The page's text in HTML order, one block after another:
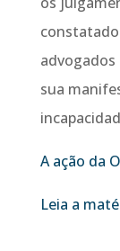
advogados
sua
A ação da
Leia a